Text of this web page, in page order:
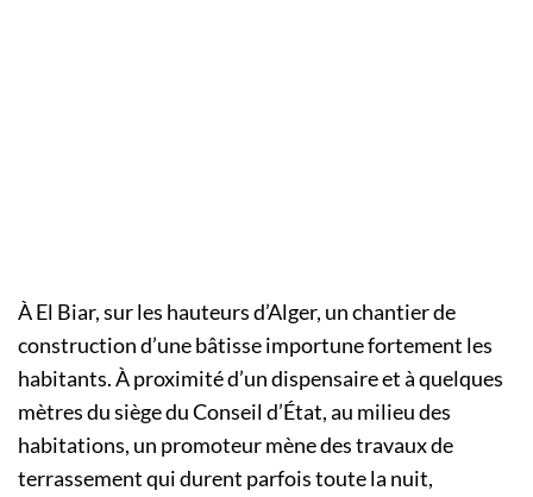
À El Biar, sur les hauteurs d’Alger, un chantier de
construction d’une bâtisse importune fortement les
habitants. À proximité d’un dispensaire et à quelques
mètres du siège du Conseil d’État, au milieu des
habitations, un promoteur mène des travaux de
terrassement qui durent parfois toute la nuit,